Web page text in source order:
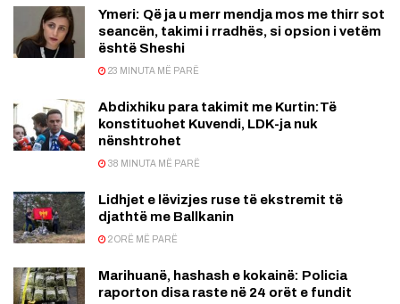
Ymeri: Që ja u merr mendja mos me thirr sot
seancën, takimi i rradhës, si opsion i vetëm
është Sheshi
23 MINUTA MË PARË
Abdixhiku para takimit me Kurtin:Të
konstituohet Kuvendi, LDK-ja nuk
nënshtrohet
38 MINUTA MË PARË
Lidhjet e lëvizjes ruse të ekstremit të
djathtë me Ballkanin
2 ORË MË PARË
Marihuanë, hashash e kokainë: Policia
raporton disa raste në 24 orët e fundit